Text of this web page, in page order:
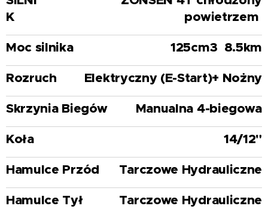
K
powietrzem
Moc silnika
125cm3 8.5km
Rozruch
Elektryczny (E-Start)+ Nożny
Skrzynia Biegów
Manualna 4-biegowa
Koła
14/12"
Hamulce Przód
Tarczowe Hydrauliczne
Hamulce Tył
Tarczowe Hydrauliczne